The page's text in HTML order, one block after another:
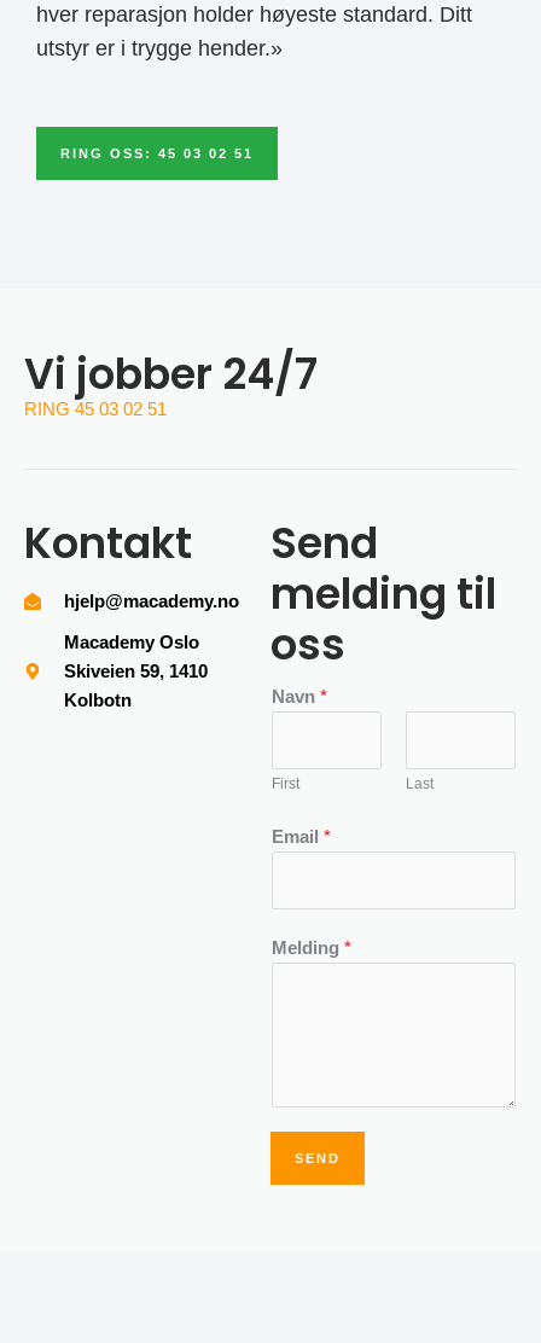
hver reparasjon holder høyeste standard. Ditt
utstyr er i trygge hender.»
RING OSS: 45 03 02 51
Vi jobber 24/7
RING 45 03 02 51
Kontakt
hjelp@macademy.no
Macademy Oslo
Skiveien 59, 1410
Kolbotn
Send
melding til
oss
Navn *
First Last
Email *
Melding *
SEND